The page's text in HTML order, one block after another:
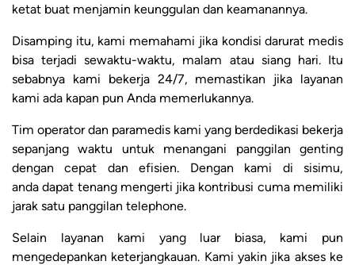
ketat buat menjamin keunggulan dan keamanannya.
Disamping itu, kami memahami jika kondisi darurat medis
bisa terjadi sewaktu-waktu, malam atau siang hari. Itu
sebabnya kami bekerja 24/7, memastikan jika layanan
kami ada kapan pun Anda memerlukannya.
Tim operator dan paramedis kami yang berdedikasi bekerja
sepanjang waktu untuk menangani panggilan genting
dengan cepat dan efisien. Dengan kami di sisimu,
anda dapat tenang mengerti jika kontribusi cuma memiliki
jarak satu panggilan telephone.
Selain layanan kami yang luar biasa, kami pun
mengedepankan keterjangkauan. Kami yakin jika akses ke